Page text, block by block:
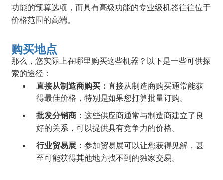
功能的预算选项，而具有高级功能的专业级机器往往位于
价格范围的高端。
购买地点
那么，您实际上在哪里购买这些机器？以下是一些可供探
索的途径：
直接从制造商购买：直接从制造商购买通常能获
得最佳价格，特别是如果您打算批量订购。
批发分销商：这些供应商通常与制造商建立了良
好的关系，可以提供具有竞争力的价格。
行业贸易展：参加贸易展可以让您获得见解，甚
至可能获得其他地方找不到的独家交易。